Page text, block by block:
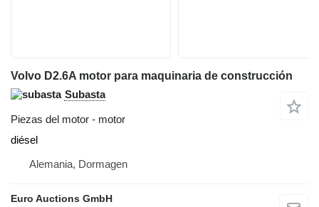
Volvo D2.6A motor para maquinaria de construcción
Subasta
Piezas del motor - motor
diésel
Alemania, Dormagen
Euro Auctions GmbH